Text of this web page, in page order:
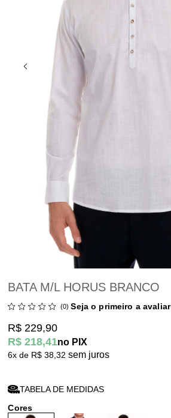
BATA M/L HORUS BRANCO
(0) Seja o primeiro a avaliar
R$ 218,41no PIX
R$ 229,90
6x R$ 38,32sem juros
TABELA DE MEDIDAS